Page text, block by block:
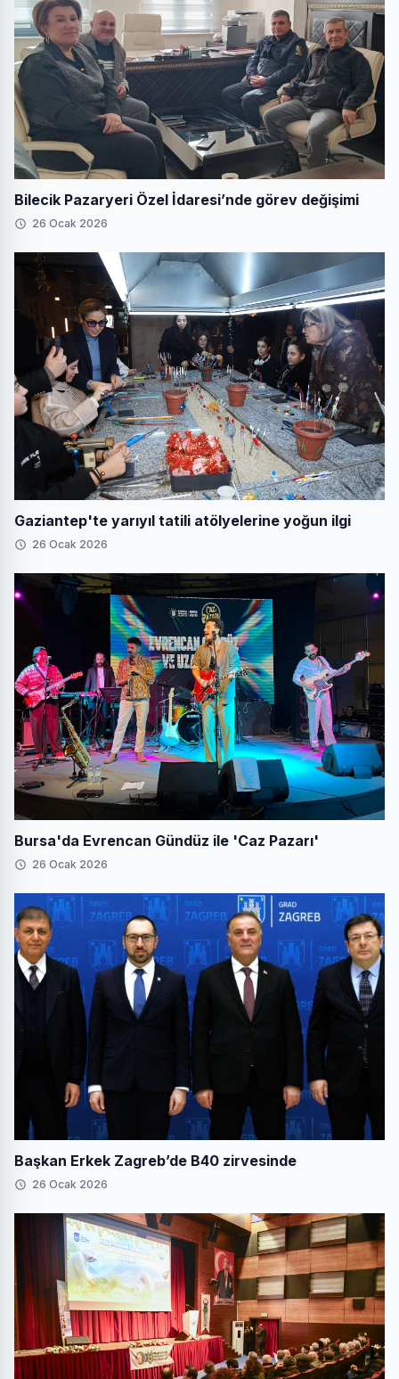
Bilecik Pazaryeri Özel İdaresi’nde görev değişimi
26 Ocak 2026
Gaziantep'te yarıyıl tatili atölyelerine yoğun ilgi
26 Ocak 2026
Bursa'da Evrencan Gündüz ile 'Caz Pazarı'
26 Ocak 2026
Başkan Erkek Zagreb’de B40 zirvesinde
26 Ocak 2026